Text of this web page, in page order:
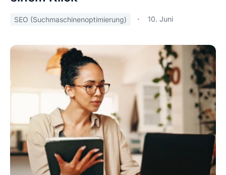
SEO (Suchmaschinenoptimierung) 10. Juni